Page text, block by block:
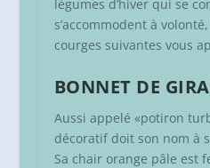
légumes d’hiver qui se
s’accommodent à
courges suivantes vous
BONNET DE
Aussi appelé «potiron
décoratif doit son nom à
Sa chair orange pâle est